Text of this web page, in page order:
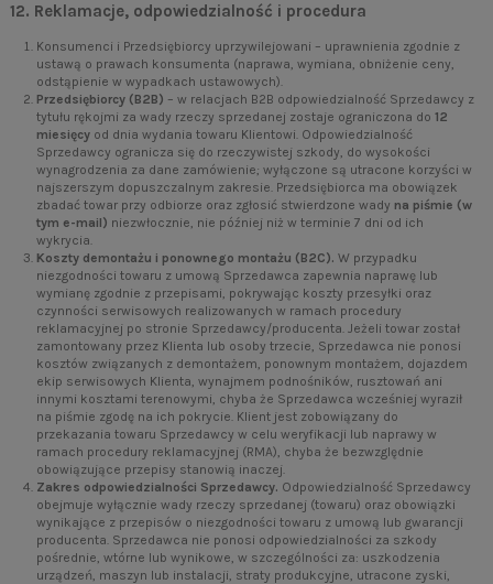
12. Reklamacje, odpowiedzialność i procedura
Konsumenci i Przedsiębiorcy uprzywilejowani – uprawnienia zgodnie z
ustawą o prawach konsumenta (naprawa, wymiana, obniżenie ceny,
odstąpienie w wypadkach ustawowych).
Przedsiębiorcy (B2B) – w relacjach B2B odpowiedzialność Sprzedawcy z
tytułu rękojmi za wady rzeczy sprzedanej zostaje ograniczona do 12
miesięcy od dnia wydania towaru Klientowi. Odpowiedzialność
Sprzedawcy ogranicza się do rzeczywistej szkody, do wysokości
wynagrodzenia za dane zamówienie; wyłączone są utracone korzyści w
najszerszym dopuszczalnym zakresie. Przedsiębiorca ma obowiązek
zbadać towar przy odbiorze oraz zgłosić stwierdzone wady na piśmie (w
tym e-mail) niezwłocznie, nie później niż w terminie 7 dni od ich
wykrycia.
Koszty demontażu i ponownego montażu (B2C). W przypadku
niezgodności towaru z umową Sprzedawca zapewnia naprawę lub
wymianę zgodnie z przepisami, pokrywając koszty przesyłki oraz
czynności serwisowych realizowanych w ramach procedury
reklamacyjnej po stronie Sprzedawcy/producenta. Jeżeli towar został
zamontowany przez Klienta lub osoby trzecie, Sprzedawca nie ponosi
kosztów związanych z demontażem, ponownym montażem, dojazdem
ekip serwisowych Klienta, wynajmem podnośników, rusztowań ani
innymi kosztami terenowymi, chyba że Sprzedawca wcześniej wyraził
na piśmie zgodę na ich pokrycie. Klient jest zobowiązany do
przekazania towaru Sprzedawcy w celu weryfikacji lub naprawy w
ramach procedury reklamacyjnej (RMA), chyba że bezwzględnie
obowiązujące przepisy stanowią inaczej.
Zakres odpowiedzialności Sprzedawcy. Odpowiedzialność Sprzedawcy
obejmuje wyłącznie wady rzeczy sprzedanej (towaru) oraz obowiązki
wynikające z przepisów o niezgodności towaru z umową lub gwarancji
producenta. Sprzedawca nie ponosi odpowiedzialności za szkody
pośrednie, wtórne lub wynikowe, w szczególności za: uszkodzenia
urządzeń, maszyn lub instalacji, straty produkcyjne, utracone zyski,